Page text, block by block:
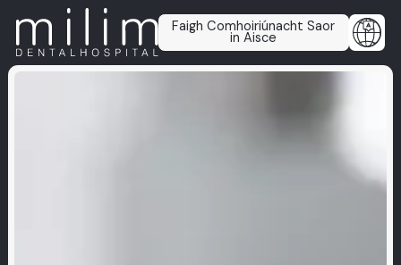
Faigh Comhoiriúnacht Saor
in Aisce